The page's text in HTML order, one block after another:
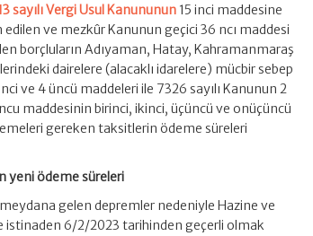
sayılı Vergi Usul Kanununun 15 inci maddesine
ve mezkûr Kanunun geçici 36 ncı maddesi
borçluların Adıyaman, Hatay, Kahramanmaraş
dairelere (alacaklı idarelere) mücbir sebep
ve 4 üncü maddeleri ile 7326 sayılı Kanunun 2
maddesinin birinci, ikinci, üçüncü ve onüçüncü
gereken taksitlerin ödeme süreleri
yeni ödeme süreleri
gelen depremler nedeniyle Hazine ve
istinaden 6/2/2023 tarihinden geçerli olmak